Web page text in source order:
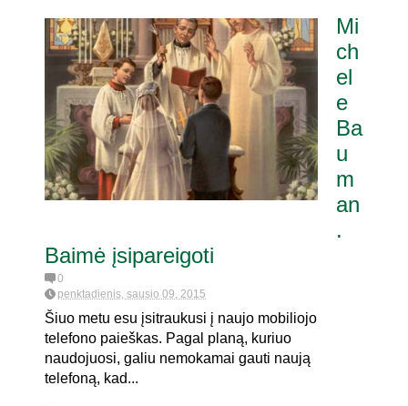
referendumu
pat. referendumui dėl
Mi
ch
el
e
Ba
u
m
an
.
Baimė įsipareigoti
0
penktadienis, sausio 09, 2015
Šiuo metu esu įsitraukusi į naujo mobiliojo
telefono paieškas. Pagal planą, kuriuo
naudojuosi, galiu nemokamai gauti naują
telefoną, kad...